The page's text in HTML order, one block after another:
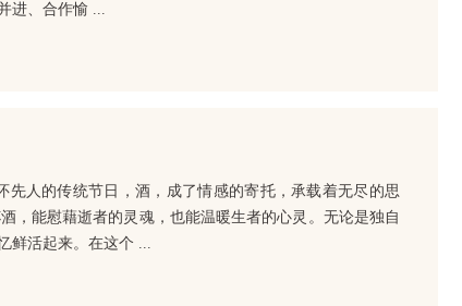
进、合作愉 ...
人的传统节日，酒，成了情感的寄托，承载着无尽的思
，能慰藉逝者的灵魂，也能温暖生者的心灵。无论是独自
鲜活起来。在这个 ...